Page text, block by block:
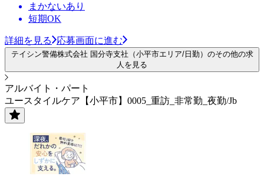
まかないあり
短期OK
詳細を見る 応募画面に進む
テイシン警備株式会社 国分寺支社（小平市エリア/日勤）のその他の求
人を見る
アルバイト・パート
ユースタイルケア【小平市】0005_重訪_非常勤_夜勤/Jb